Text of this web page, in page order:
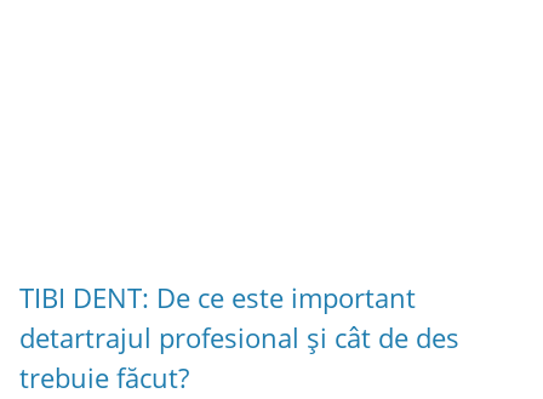
TIBI DENT: De ce este important
detartrajul profesional și cât de des
trebuie făcut?